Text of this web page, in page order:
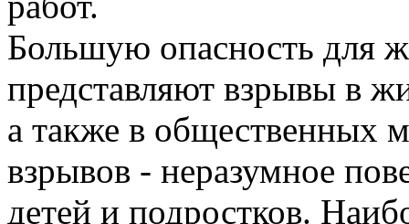
Большую опасность для
представляют взрывы в
а также в общественных
взрывов - неразумное
детей и подростков.